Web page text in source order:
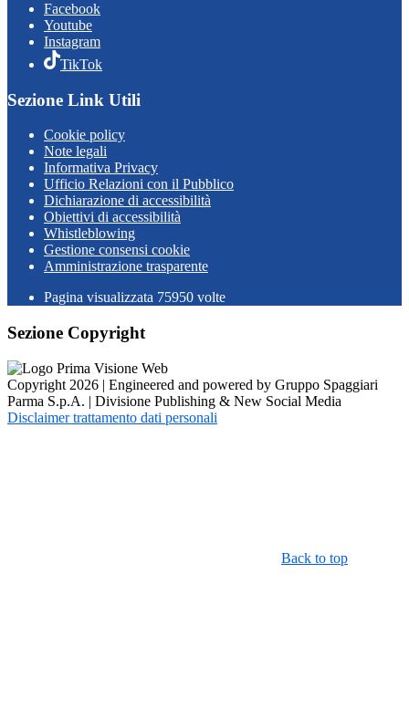
Facebook
Youtube
Instagram
TikTok
Sezione Link Utili
Cookie policy
Note legali
Informativa Privacy
Ufficio Relazioni con il Pubblico
Dichiarazione di accessibilità
Obiettivi di accessibilità
Whistleblowing
Gestione consensi cookie
Amministrazione trasparente
Pagina visualizzata 75950 volte
Sezione Copyright
Copyright 2026 | Engineered and powered by Gruppo Spaggiari
Parma S.p.A. | Divisione Publishing & New Social Media
Disclaimer trattamento dati personali
Back to top